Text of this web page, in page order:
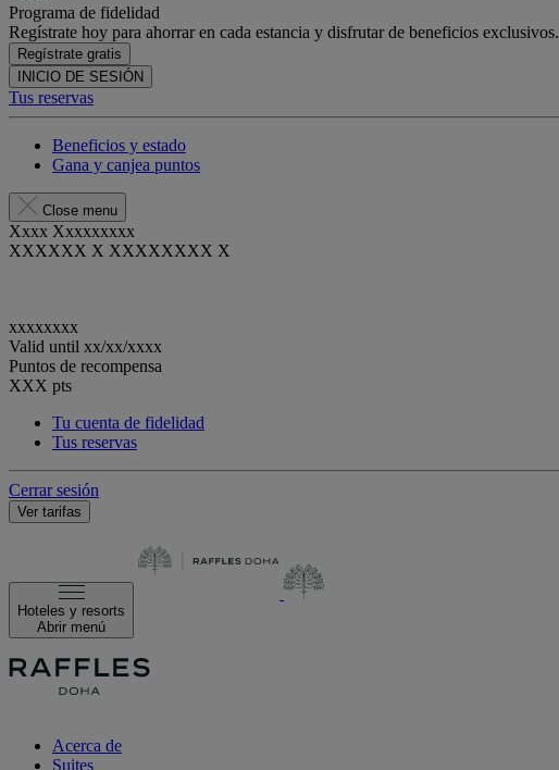
Programa de fidelidad
Regístrate hoy para ahorrar en cada estancia y disfrutar de beneficios exclusivos.
Regístrate gratis
INICIO DE SESIÓN
Tus reservas
Beneficios y estado
Gana y canjea puntos
Close menu
Xxxx Xxxxxxxxx
XXXXXX X XXXXXXXX X
xxxxxxxx
Valid until xx/xx/xxxx
Puntos de recompensa
XXX pts
Tu cuenta de fidelidad
Tus reservas
Cerrar sesión
Ver tarifas
Hoteles y resorts
Abrir menú
Acerca de
Suites